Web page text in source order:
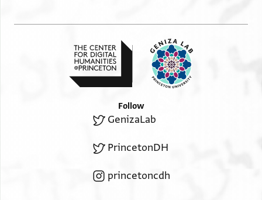
Follow
GenizaLab
PrincetonDH
princetoncdh